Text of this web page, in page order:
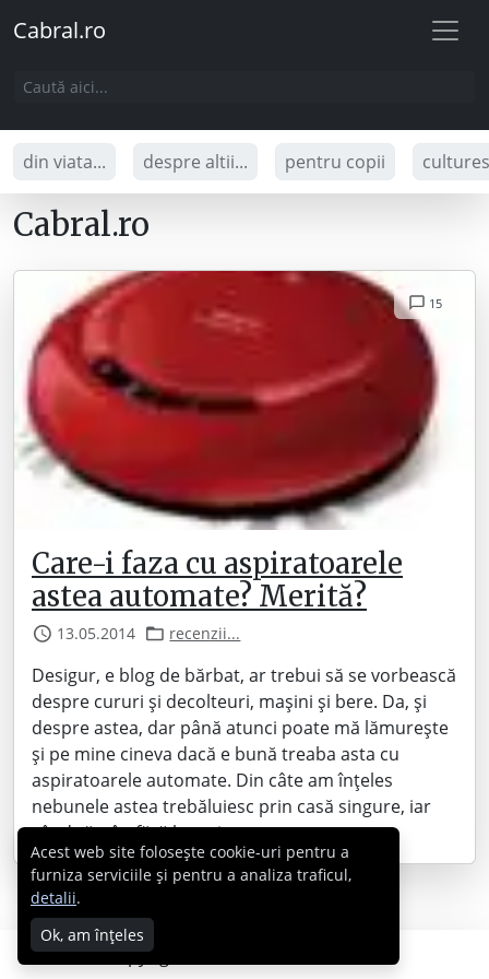
Cabral.ro
din viata... despre altii... pentru copii
Cabral.ro
15
Care-i faza cu aspiratoarele
astea automate? Merită?
13.05.2014 recenzii...
Desigur, e blog de bărbat, ar trebui să se vorbească
despre cururi și decolteuri, mașini și bere. Da, și
despre astea, dar până atunci poate mă lămurește
și pe mine cineva dacă e bună treaba asta cu
aspiratoarele automate. Din câte am înțeles
nebunele astea trebăluiesc prin casă singure, iar
când rămân fără baterie se…
Copyright © 2007 - 2026 Cabral.ro
Acest web site folosește cookie-uri pentru a
furniza serviciile și pentru a analiza traficul,
detalii.
Ok, am înțeles